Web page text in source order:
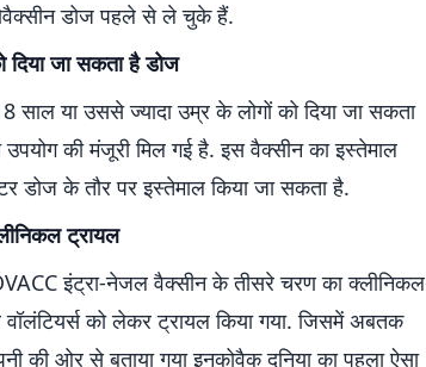
डोज पहले से ले चुके हैं.
दिया जा सकता है डोज
साल या उससे ज्यादा उम्र के लोगों को दिया जा सकता
की मंजूरी मिल गई है. इस वैक्सीन का इस्तेमाल
डोज के तौर पर इस्तेमाल किया जा सकता है.
ट्रायल
इंट्रा-नेजल वैक्सीन के तीसरे चरण का क्लीनिकल
को लेकर ट्रायल किया गया. जिसमें अबतक
की ओर से बताया गया इनकोवैक दुनिया का पहला ऐसा